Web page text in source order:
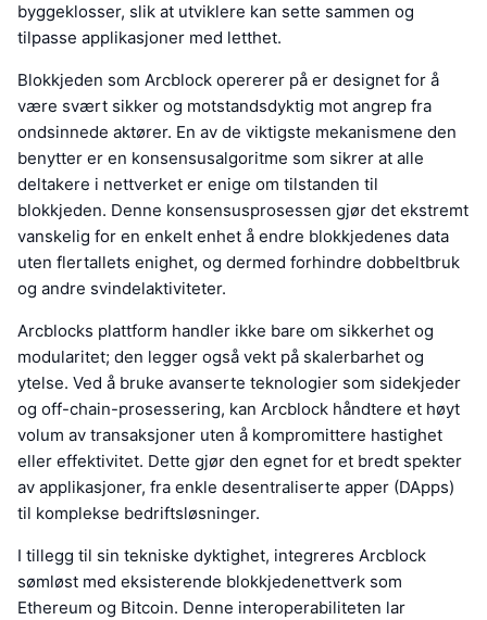
byggeklosser, slik at utviklere kan sette sammen og
tilpasse applikasjoner med letthet.
Blokkjeden som Arcblock opererer på er designet for å
være svært sikker og motstandsdyktig mot angrep fra
ondsinnede aktører. En av de viktigste mekanismene den
benytter er en konsensusalgoritme som sikrer at alle
deltakere i nettverket er enige om tilstanden til
blokkjeden. Denne konsensusprosessen gjør det ekstremt
vanskelig for en enkelt enhet å endre blokkjedenes data
uten flertallets enighet, og dermed forhindre dobbeltbruk
og andre svindelaktiviteter.
Arcblocks plattform handler ikke bare om sikkerhet og
modularitet; den legger også vekt på skalerbarhet og
ytelse. Ved å bruke avanserte teknologier som sidekjeder
og off-chain-prosessering, kan Arcblock håndtere et høyt
volum av transaksjoner uten å kompromittere hastighet
eller effektivitet. Dette gjør den egnet for et bredt spekter
av applikasjoner, fra enkle desentraliserte apper (DApps)
til komplekse bedriftsløsninger.
I tillegg til sin tekniske dyktighet, integreres Arcblock
sømløst med eksisterende blokkjedenettverk som
Ethereum og Bitcoin. Denne interoperabiliteten lar